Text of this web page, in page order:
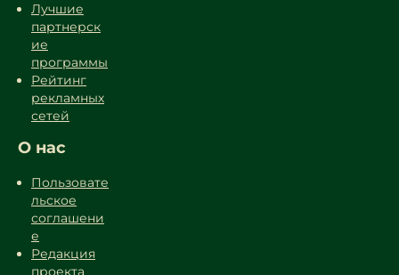
Лучшие
партнерск
ие
программы
Рейтинг
рекламных
сетей
О нас
Пользовате
льское
соглашени
е
Редакция
проекта